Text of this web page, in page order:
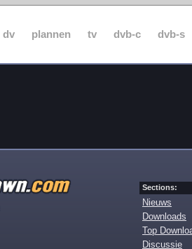
dv plannen tv dvb-c dvb-s
Sections:
Nieuws
Downloads
Top
Discussie